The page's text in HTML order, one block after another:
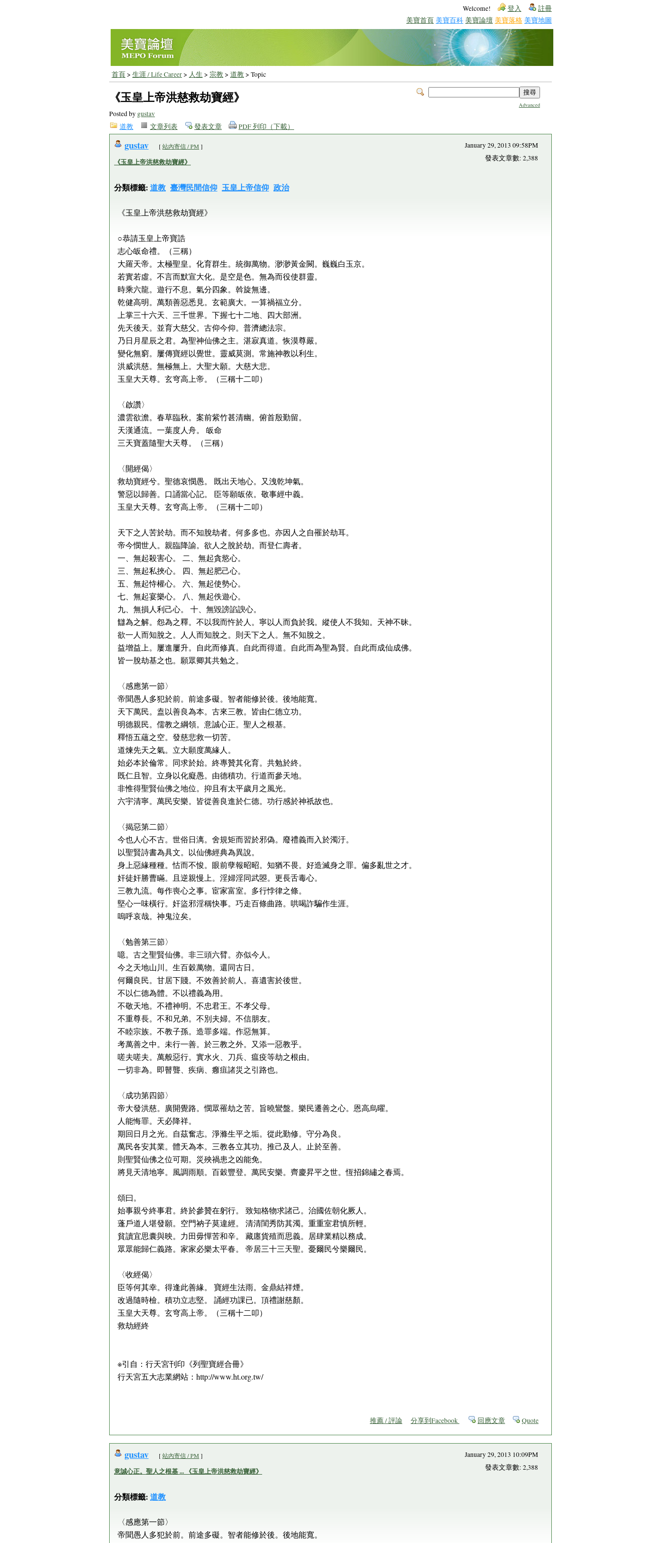
Welcome! 登入 註冊
美寶首頁 美寶百科 美寶論壇 美寶落格 美寶地圖
首頁> 生涯 / Life Career> 人生 > 宗教 > 道教 > Topic
Advanced
《玉皇上帝洪慈救劫寶經》
Posted by gustav
道教
文章列表 發表文章 PDF 列印（下載）
gustav [站內寄信 / PM ]
《玉皇上帝洪慈救劫寶經》
分類標籤: 道教 臺灣民間信仰 玉皇上帝信仰 政治
January 29, 2013 09:58PM
發表文章數: 2,388
《玉皇上帝洪慈救劫寶經》
○恭請玉皇上帝寶誥
志心皈命禮。（三稱）
大羅天帝。太極聖皇。化育群生。統御萬物。渺渺黃金闕。巍巍白玉京。
若實若虛。不言而默宣大化。是空是色。無為而役使群靈。
時乘六龍。遊行不息。氣分四象。斡旋無邊。
乾健高明。萬類善惡悉見。玄範廣大。一算禍福立分。
上掌三十六天、三千世界。下握七十二地、四大部洲。
先天後天。並育大慈父。古仰今仰。普濟總法宗。
乃日月星辰之君。為聖神仙佛之主。湛寂真道。恢漠尊嚴。
變化無窮。屢傳寶經以覺世。靈威莫測。常施神教以利生。
洪威洪慈。無極無上。大聖大願。大慈大悲。
玉皇大天尊。玄穹高上帝。（三稱十二叩）
〈啟讚〉
濃雲欲澹。春草臨秋。案前紫竹甚清幽。俯首殷勤留。
天漢通流。一葉度人舟。 皈命
三天寶蓋隨聖大天尊。（三稱）
〈開經偈〉
救劫寶經兮。聖德哀憫愚。 既出天地心。又洩乾坤氣。
警惡以歸善。口誦當心記。 臣等願皈依。敬事經中義。
玉皇大天尊。玄穹高上帝。（三稱十二叩）
天下之人苦於劫。而不知脫劫者。何多多也。亦因人之自罹於劫耳。
帝今憫世人。親臨降諭。欲人之脫於劫。而登仁壽者。
一、無起殺害心。 二、無起貪慾心。
三、無起私挾心。 四、無起肥己心。
五、無起恃權心。 六、無起使勢心。
七、無起宴樂心。 八、無起佚遊心。
九、無損人利己心。 十、無毀謗諂諛心。
讎為之解。怨為之釋。不以我而忤於人。寧以人而負於我。縱使人不我知。天神不昧。
欲一人而知脫之。人人而知脫之。則天下之人。無不知脫之。
益增益上。屢進屢升。自此而修真。自此而得道。自此而為聖為賢。自此而成仙成佛。
皆一脫劫基之也。願眾卿其共勉之。
〈感應第一節〉
帝聞愚人多犯於前。前途多礙。智者能修於後。後地能寬。
天下萬民。盍以善良為本。古來三教。皆由仁德立功。
明德親民。儒教之綱領。意誠心正。聖人之根基。
釋悟五蘊之空。發慈悲救一切苦。
道煉先天之氣。立大願度萬緣人。
始必本於倫常。同求於始。終專贊其化育。共勉於終。
既仁且智。立身以化癡愚。由德積功。行道而參天地。
非惟得聖賢仙佛之地位。抑且有太平歲月之風光。
六宇清寧。萬民安樂。皆從善良進於仁德。功行感於神祇故也。
〈揭惡第二節〉
今也人心不古。世俗日漓。舍規矩而習於邪偽。廢禮義而入於濁汙。
以聖賢詩書為具文。以仙佛經典為異說。
身上惡緣種種。怙而不悛。眼前孽報昭昭。知猶不畏。好造滅身之罪。偏多亂世之才。
奸徒奸勝曹瞞。且逆親慢上。淫婦淫同武曌。更長舌毒心。
三教九流。每作喪心之事。宦家富室。多行悖律之條。
堅心一味橫行。奸盜邪淫稱快事。巧走百條曲路。哄喝詐騙作生涯。
嗚呼哀哉。神鬼泣矣。
〈勉善第三節〉
噫。古之聖賢仙佛。非三頭六臂。亦似今人。
今之天地山川。生百穀萬物。還同古日。
何爾良民。甘居下賤。不效善於前人。喜遺害於後世。
不以仁德為體。不以禮義為用。
不敬天地。不禮神明。不忠君王。不孝父母。
不重尊長。不和兄弟。不別夫婦。不信朋友。
不睦宗族。不教子孫。造罪多端。作惡無算。
考萬善之中。未行一善。於三教之外。又添一惡教乎。
嗟夫嗟夫。萬般惡行。實水火、刀兵、瘟疫等劫之根由。
一切非為。即瞽聾、疾病、癰疽諸災之引路也。
〈成功第四節〉
帝大發洪慈。廣開覺路。憫眾罹劫之苦。旨曉鸞盤。樂民遷善之心。恩高烏曜。
人能悔罪。天必降祥。
期回日月之光。自茲奮志。淨滌生平之垢。從此勤修。守分為良。
萬民各安其業。體天為本。三教各立其功。推己及人。止於至善。
則聖賢仙佛之位可期。災殃禍患之凶能免。
將見天清地寧。風調雨順。百穀豐登。萬民安樂。齊慶昇平之世。恆招錦繡之春焉。
頌曰。
始事親兮終事君。終於參贊在躬行。 致知格物求諸己。治國佐朝化厥人。
蓬戶道人堪發願。空門衲子莫違經。 清清閨秀防其濁。重重室君慎所輕。
貧讀宜思囊與映。力田毋憚苦和辛。 藏廛貨殖而思義。居肆業精以務成。
眾眾能歸仁義路。家家必樂太平春。 帝居三十三天聖。憂爾民兮樂爾民。
〈收經偈〉
臣等何其幸。得逢此善緣。 寶經生法雨。金鼎結祥煙。
改過隨時檢。積功立志堅。 誦經功課已。頂禮謝慈顏。
玉皇大天尊。玄穹高上帝。（三稱十二叩）
救劫經終
※引自：行天宮刊印《列聖寶經合冊》
行天宮五大志業網站：http://www.ht.org.tw/
推薦 / 評論 分享到Facebook 回應文章 Quote
gustav [站內寄信 / PM ]
意誠心正。聖人之根基 ... 《玉皇上帝洪慈救劫寶經》
分類標籤: 道教
January 29, 2013 10:09PM
發表文章數: 2,388
〈感應第一節〉
帝聞愚人多犯於前。前途多礙。智者能修於後。後地能寬。